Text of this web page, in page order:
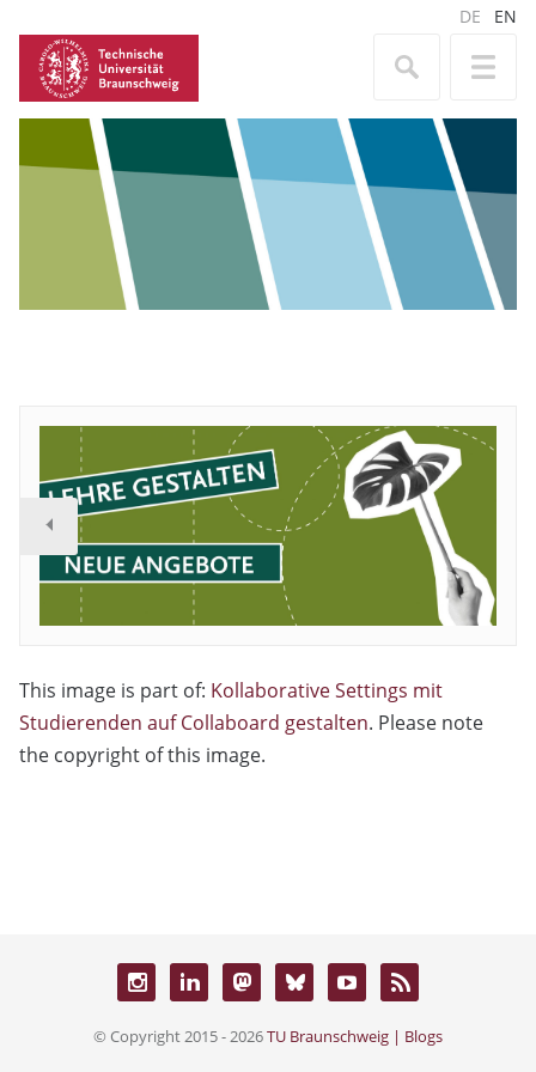
DE EN
This image is part of: Kollaborative Settings mit
Studierenden auf Collaboard gestalten. Please note
the copyright of this image.
© Copyright 2015 - 2026TU Braunschweig | Blogs